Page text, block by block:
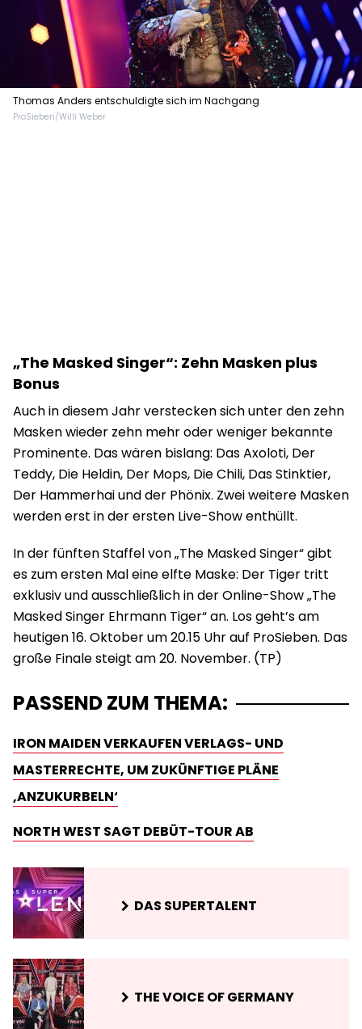
Thomas Anders entschuldigte sich im Nachgang
ProSieben/Willi Weber
„The Masked Singer“: Zehn Masken plus
Bonus
Auch in diesem Jahr verstecken sich unter den zehn
Masken wieder zehn mehr oder weniger bekannte
Prominente. Das wären bislang: Das Axoloti, Der
Teddy, Die Heldin, Der Mops, Die Chili, Das Stinktier,
Der Hammerhai und der Phönix. Zwei weitere Masken
werden erst in der ersten Live-Show enthüllt.
In der fünften Staffel von „The Masked Singer“ gibt
es zum ersten Mal eine elfte Maske: Der Tiger tritt
exklusiv und ausschließlich in der Online-Show „The
Masked Singer Ehrmann Tiger“ an. Los geht’s am
heutigen 16. Oktober um 20.15 Uhr auf ProSieben. Das
große Finale steigt am 20. November. (TP)
PASSEND ZUM THEMA:
IRON MAIDEN VERKAUFEN VERLAGS- UND
MASTERRECHTE, UM ZUKÜNFTIGE PLÄNE
‚ANZUKURBELN‘
NORTH WEST SAGT DEBÜT-TOUR AB
DAS SUPERTALENT
THE VOICE OF GERMANY